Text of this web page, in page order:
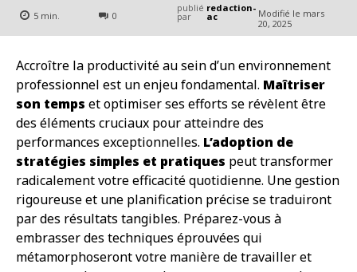
5 min. 0
publié
par
redaction-
ac Modifié le mars
20, 2025
Accroître la productivité au sein d’un environnement
professionnel est un enjeu fondamental. Maîtriser
son temps et optimiser ses efforts se révèlent être
des éléments cruciaux pour atteindre des
performances exceptionnelles. L’adoption de
stratégies simples et pratiques peut transformer
radicalement votre efficacité quotidienne. Une gestion
rigoureuse et une planification précise se traduiront
par des résultats tangibles. Préparez-vous à
embrasser des techniques éprouvées qui
métamorphoseront votre manière de travailler et